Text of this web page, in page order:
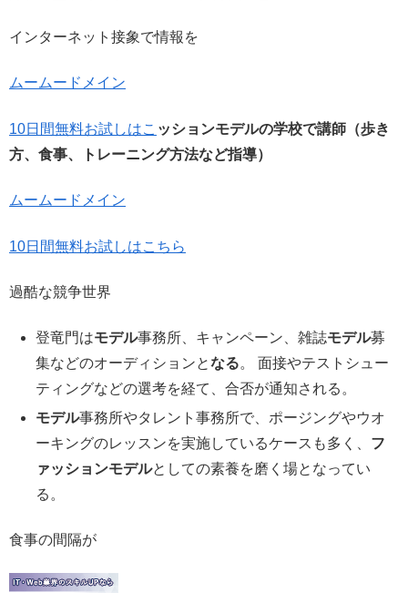
インターネット接象で情報を
ムームードメイン
10日間無料お試しはこ ッションモデルの学校で講師（歩き
方、食事、トレーニング方法など指導）
ムームードメイン
10日間無料お試しはこちら
過酷な競争世界
登竜門はモデル事務所、キャンペーン、雑誌モデル募
集などのオーディションとなる。 面接やテストシュー
ティングなどの選考を経て、合否が通知される。
モデル事務所やタレント事務所で、ポージングやウオ
ーキングのレッスンを実施しているケースも多く、 フ
ァッションモデルとしての素養を磨く場となってい
る。
食事の間隔が